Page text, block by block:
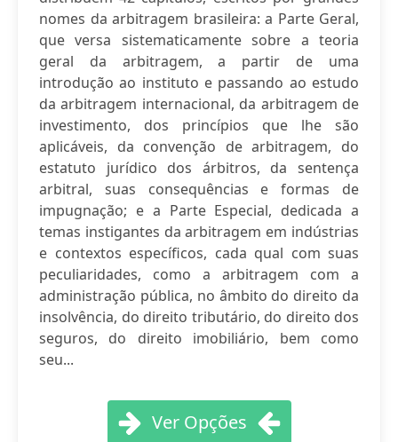
nomes da arbitragem brasileira: a Parte Geral,
que versa sistematicamente sobre a teoria
geral da arbitragem, a partir de uma
introdução ao instituto e passando ao estudo
da arbitragem internacional, da arbitragem de
investimento, dos princípios que lhe são
aplicáveis, da convenção de arbitragem, do
estatuto jurídico dos árbitros, da sentença
arbitral, suas consequências e formas de
impugnação; e a Parte Especial, dedicada a
temas instigantes da arbitragem em indústrias
e contextos específicos, cada qual com suas
peculiaridades, como a arbitragem com a
administração pública, no âmbito do direito da
insolvência, do direito tributário, do direito dos
seguros, do direito imobiliário, bem como
seu...
Ver Opções